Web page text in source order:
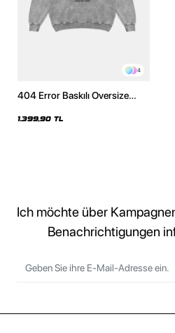
4
404 Error Baskılı Oversize
Beyaz Hoodie
1.399,90 TL
Ich möchte über
Benachrichtigungen